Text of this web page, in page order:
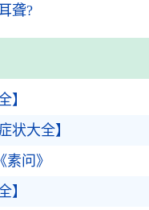
聋?
】
状大全】
问》
】